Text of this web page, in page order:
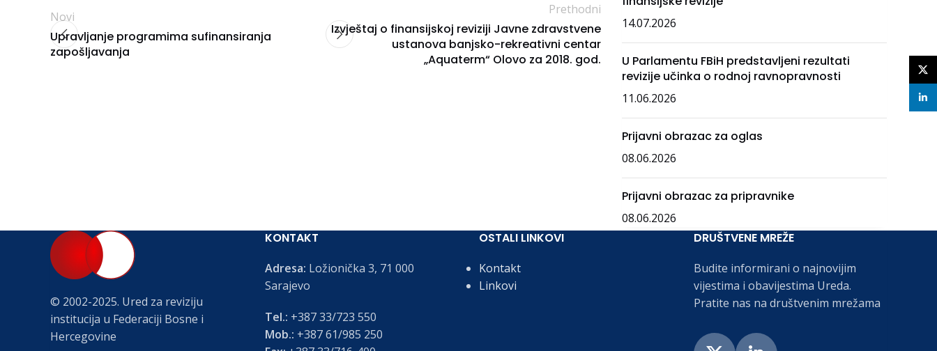
Novi
Upravljanje programima sufinansiranja
zapošljavanja
Prethodni
Izvještaj o finansijskoj reviziji Javne zdravstvene
ustanova banjsko-rekreativni centar
„Aquaterm“ Olovo za 2018. god.
14.07.2026
U Parlamentu FBiH predstavljeni rezultati
revizije učinka o rodnoj ravnopravnosti
11.06.2026
Prijavni obrazac za oglas
08.06.2026
Prijavni obrazac za pripravnike
08.06.2026
© 2002-2025. Ured za reviziju
institucija u Federaciji Bosne i
Hercegovine
KONTAKT
Adresa: Ložionička 3, 71 000
Sarajevo
Tel.: +387 33/723 550
Mob.: +387 61/985 250
OSTALI LINKOVI
Kontakt
Linkovi
DRUŠTVENE MREŽE
Budite informirani o najnovijim
vijestima i obavijestima Ureda.
Pratite nas na društvenim mrežama